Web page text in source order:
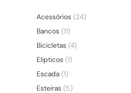
Acessórios (24)
Bancos (11)
Bicicletas (4)
Elipticos (1)
Escada (1)
Esteiras (5)